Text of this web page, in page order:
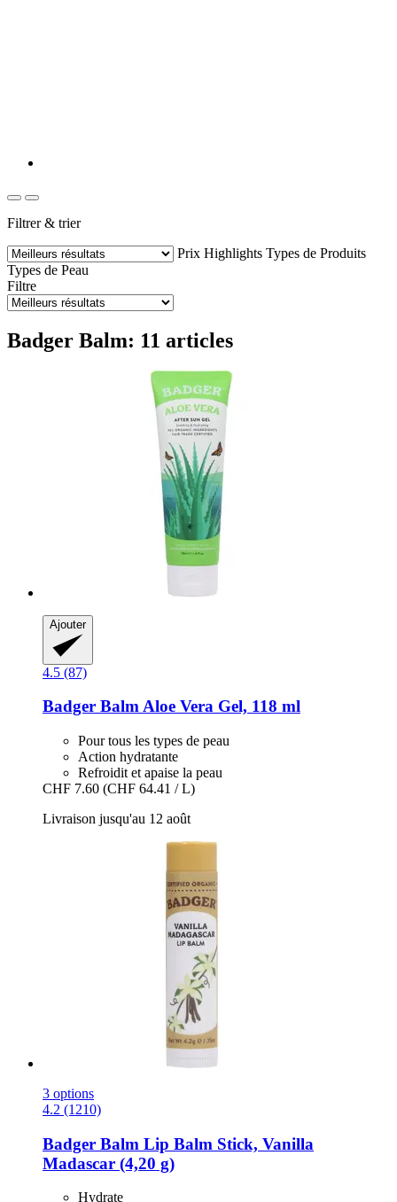
Filtrer & trier
Prix Highlights Types de Produits
Types de Peau
Filtre
Badger Balm: 11 articles
Ajouter
4.5 (87)
Badger BalmAloe Vera Gel, 118 ml
Pour tous les types de peau
Action hydratante
Refroidit et apaise la peau
CHF 7.60 (CHF 64.41 / L)
Livraison jusqu'au 12 août
3 options
4.2 (1210)
Badger Balm Lip Balm Stick, Vanilla
Madascar (4,20 g)
Hydrate